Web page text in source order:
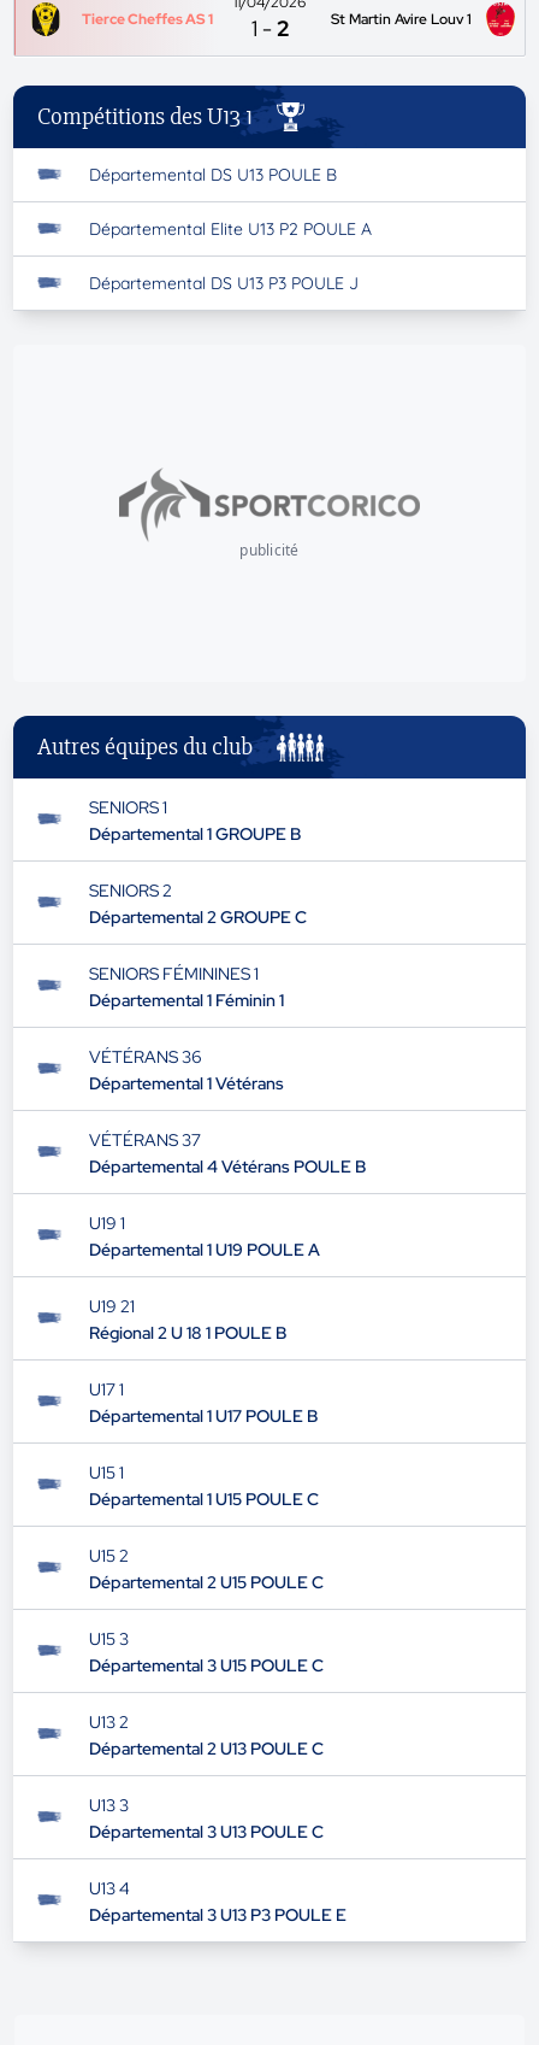
Tierce Cheffes AS 1 1 -2 St Martin Avire Louv 1
Compétitions des U13 1
Départemental DS U13 POULE B
Départemental Elite U13 P2 POULE A
Départemental DS U13 P3 POULE J
publicité
Autres équipes du club
SENIORS 1
Départemental 1 GROUPE B
SENIORS 2
Départemental 2 GROUPE C
SENIORS FÉMININES 1
Départemental 1 Féminin 1
VÉTÉRANS 36
Départemental 1 Vétérans
VÉTÉRANS 37
Départemental 4 Vétérans POULE B
U19 1
Départemental 1 U19 POULE A
U19 21
Régional 2 U 18 1 POULE B
U17 1
Départemental 1 U17 POULE B
U15 1
Départemental 1 U15 POULE C
U15 2
Départemental 2 U15 POULE C
U15 3
Départemental 3 U15 POULE C
U13 2
Départemental 2 U13 POULE C
U13 3
Départemental 3 U13 POULE C
U13 4
Départemental 3 U13 P3 POULE E